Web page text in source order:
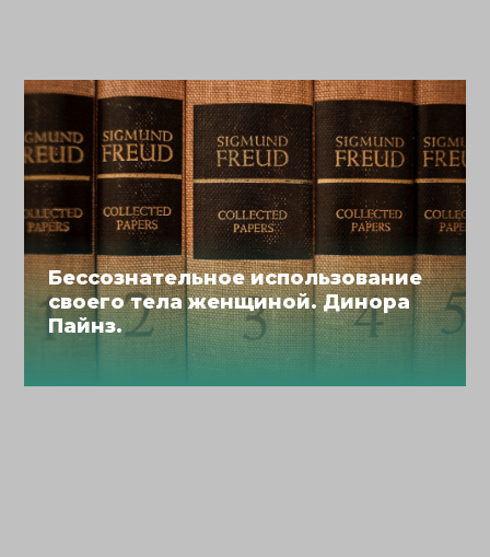
Бессознательное использование
своего тела женщиной. Динора
Пайнз.